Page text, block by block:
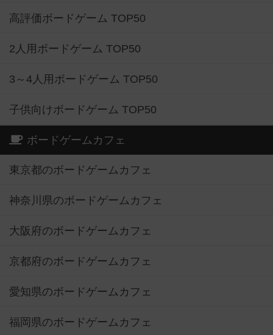
高評価ボードゲーム TOP50
2人用ボードゲーム TOP50
3～4人用ボードゲーム TOP50
子供向けボードゲーム TOP50
ボードゲームカフェ
東京都のボードゲームカフェ
神奈川県のボードゲームカフェ
大阪府のボードゲームカフェ
京都府のボードゲームカフェ
愛知県のボードゲームカフェ
福岡県のボードゲームカフェ